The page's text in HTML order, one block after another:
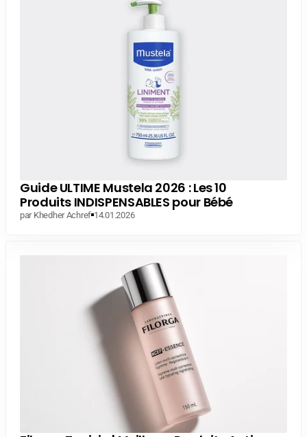
Guide ULTIME Mustela 2026 : Les 10
Produits INDISPENSABLES pour Bébé
par Khedher Achref 14.01.2026